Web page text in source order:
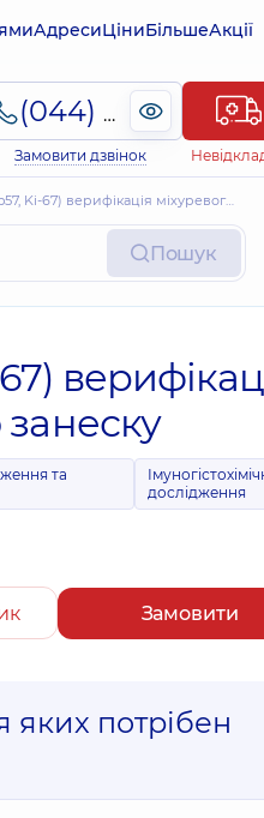
АдресиЦіниБільшеАкції
(044) 495-2-888
Замовити дзвінок
Ki-67) верифікація міхуревого занеску
Пошук
занеску
та
дослідження
Замовити
яких потрібен